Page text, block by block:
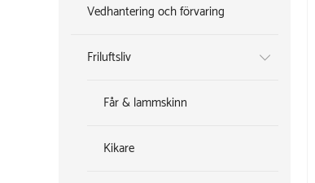
Vedhantering och förvaring
Friluftsliv
Får & lammskinn
Kikare